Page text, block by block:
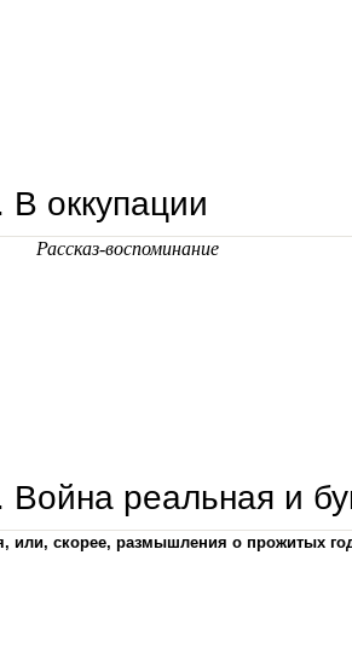
оккупации
Рассказ-воспоминание
реальная и
или, скорее, размышления о прожитых